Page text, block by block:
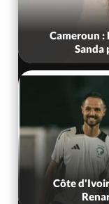
Cameroun :
Sanda
Côte